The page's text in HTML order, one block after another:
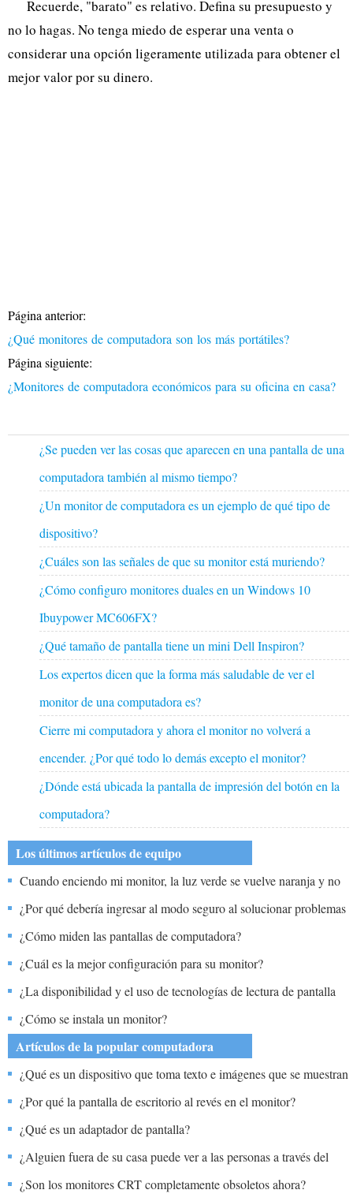
Recuerde, "barato" es relativo. Defina su presupuesto y
no lo hagas. No tenga miedo de esperar una venta o
considerar una opción ligeramente utilizada para obtener el
mejor valor por su dinero.
Página anterior:
¿Qué monitores de computadora son los más portátiles?
Página siguiente:
¿Monitores de computadora económicos para su oficina en casa?
¿Se pueden ver las cosas que aparecen en una pantalla de una
computadora también al mismo tiempo?
¿Un monitor de computadora es un ejemplo de qué tipo de
dispositivo?
¿Cuáles son las señales de que su monitor está muriendo?
¿Cómo configuro monitores duales en un Windows 10
Ibuypower MC606FX?
¿Qué tamaño de pantalla tiene un mini Dell Inspiron?
Los expertos dicen que la forma más saludable de ver el
monitor de una computadora es?
Cierre mi computadora y ahora el monitor no volverá a
encender. ¿Por qué todo lo demás excepto el monitor?
¿Dónde está ubicada la pantalla de impresión del botón en la
computadora?
Los últimos artículos de equipo
Cuando enciendo mi monitor, la luz verde se vuelve naranja y no
se enciende. ¿Qué hago?
¿Por qué debería ingresar al modo seguro al solucionar problemas
con un monitor en Windows XP?
¿Cómo miden las pantallas de computadora?
¿Cuál es la mejor configuración para su monitor?
¿La disponibilidad y el uso de tecnologías de lectura de pantalla
para usuarios de computadoras que tienen problemas de vista?
¿Cómo se instala un monitor?
Artículos de la popular computadora
¿Qué es un dispositivo que toma texto e imágenes que se muestran
en la pantalla de la computadora los proyectos más grandes para
que una audiencia pueda ver con claridad?
¿Por qué la pantalla de escritorio al revés en el monitor?
¿Qué es un adaptador de pantalla?
¿Alguien fuera de su casa puede ver a las personas a través del
monitor de la computadora?
¿Son los monitores CRT completamente obsoletos ahora?